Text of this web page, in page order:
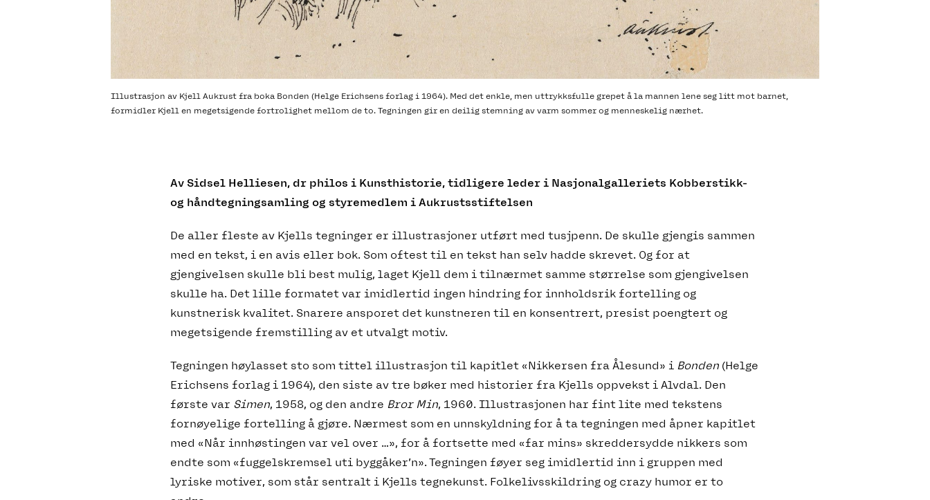
Illustrasjon av Kjell Aukrust fra boka Bonden (Helge Erichsens forlag i 1964). Med det enkle, men uttrykksfulle grepet å la mannen lene seg litt mot barnet,
formidler Kjell en megetsigende fortrolighet mellom de to. Tegningen gir en deilig stemning av varm sommer og menneskelig nærhet.
Av Sidsel Helliesen, dr philos i Kunsthistorie, tidligere leder i Nasjonalgalleriets Kobberstikk-
og håndtegningsamling og styremedlem i Aukrustsstiftelsen
De aller fleste av Kjells tegninger er illustrasjoner utført med tusjpenn. De skulle gjengis sammen
med en tekst, i en avis eller bok. Som oftest til en tekst han selv hadde skrevet. Og for at
gjengivelsen skulle bli best mulig, laget Kjell dem i tilnærmet samme størrelse som gjengivelsen
skulle ha. Det lille formatet var imidlertid ingen hindring for innholdsrik fortelling og
kunstnerisk kvalitet. Snarere ansporet det kunstneren til en konsentrert, presist poengtert og
megetsigende fremstilling av et utvalgt motiv.
Tegningen høylasset sto som tittel illustrasjon til kapitlet «Nikkersen fra Ålesund» i Bonden (Helge
Erichsens forlag i 1964), den siste av tre bøker med historier fra Kjells oppvekst i Alvdal. Den
første var Simen, 1958, og den andre Bror Min, 1960. Illustrasjonen har fint lite med tekstens
fornøyelige fortelling å gjøre. Nærmest som en unnskyldning for å ta tegningen med åpner kapitlet
med «Når innhøstingen var vel over …», for å fortsette med «far mins» skreddersydde nikkers som
endte som «fuggelskremsel uti byggåker’n». Tegningen føyer seg imidlertid inn i gruppen med
lyriske motiver, som står sentralt i Kjells tegnekunst. Folkelivsskildring og crazy humor er to